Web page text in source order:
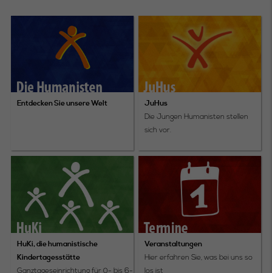
Entdecken Sie unsere Welt JuHus
Die Jungen Humanisten stellen
sich vor.
HuKi, die humanistische
Kindertagesstätte
Ganztageseinrichtung für 0- bis 6-
Veranstaltungen
Hier erfahren Sie, was bei uns so
los ist